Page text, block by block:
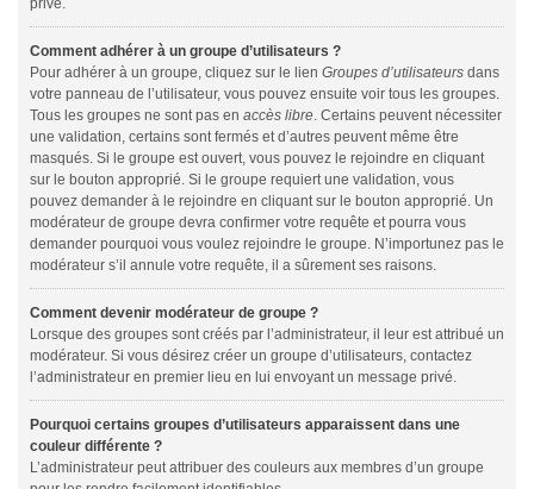
privé.
Comment adhérer à un groupe d’utilisateurs ?
Pour adhérer à un groupe, cliquez sur le lien Groupes d’utilisateurs dans
votre panneau de l’utilisateur, vous pouvez ensuite voir tous les groupes.
Tous les groupes ne sont pas en accès libre. Certains peuvent nécessiter
une validation, certains sont fermés et d’autres peuvent même être
masqués. Si le groupe est ouvert, vous pouvez le rejoindre en cliquant
sur le bouton approprié. Si le groupe requiert une validation, vous
pouvez demander à le rejoindre en cliquant sur le bouton approprié. Un
modérateur de groupe devra confirmer votre requête et pourra vous
demander pourquoi vous voulez rejoindre le groupe. N’importunez pas le
modérateur s’il annule votre requête, il a sûrement ses raisons.
Comment devenir modérateur de groupe ?
Lorsque des groupes sont créés par l’administrateur, il leur est attribué un
modérateur. Si vous désirez créer un groupe d’utilisateurs, contactez
l’administrateur en premier lieu en lui envoyant un message privé.
Pourquoi certains groupes d’utilisateurs apparaissent dans une
couleur différente ?
L’administrateur peut attribuer des couleurs aux membres d’un groupe